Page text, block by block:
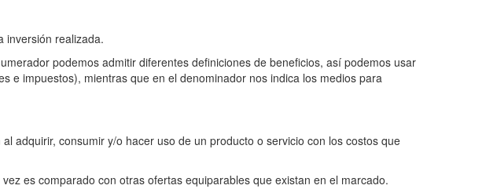
inversión realizada.
podemos admitir diferentes definiciones de beneficios, así podemos usar
e impuestos), mientras que en el denominador nos indica los medios para
adquirir, consumir y/o hacer uso de un producto o servicio con los costos que
es comparado con otras ofertas equiparables que existan en el marcado.